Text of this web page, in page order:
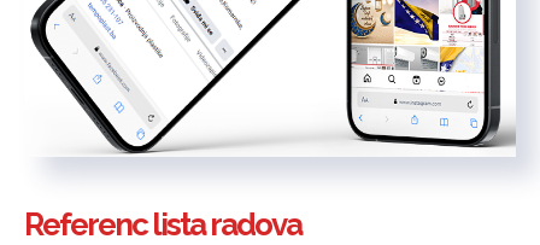
Referenc lista radova